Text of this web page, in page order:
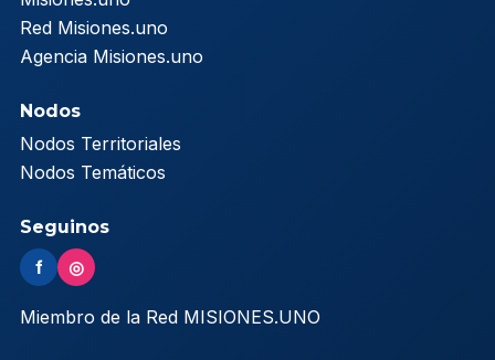
Red Misiones.uno
Agencia Misiones.uno
Nodos
Nodos Territoriales
Nodos Temáticos
Seguinos
f ◎
Miembro de la Red MISIONES.UNO